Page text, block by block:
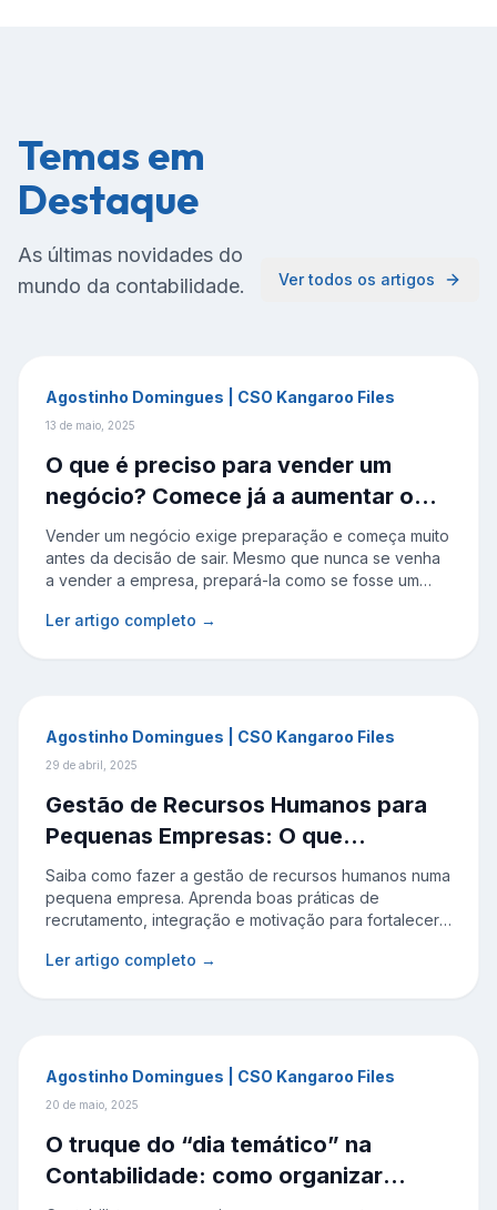
Temas em
Destaque
As últimas novidades do
mundo da contabilidade.
Ver todos os artigos
Agostinho Domingues | CSO Kangaroo Files
13 de maio, 2025
O que é preciso para vender um
negócio? Comece já a aumentar o
valor
Vender um negócio exige preparação e começa muito
antes da decisão de sair. Mesmo que nunca se venha
a vender a empresa, prepará-la como se fosse um
operação e garantir continuidade.
Ler artigo completo →
Agostinho Domingues | CSO Kangaroo Files
29 de abril, 2025
Gestão de Recursos Humanos para
Pequenas Empresas: O que
realmente importa
Saiba como fazer a gestão de recursos humanos numa
pequena empresa. Aprenda boas práticas de
recrutamento, integração e motivação para fortalecer
Ler artigo completo →
Agostinho Domingues | CSO Kangaroo Files
20 de maio, 2025
O truque do “dia temático” na
Contabilidade: como organizar